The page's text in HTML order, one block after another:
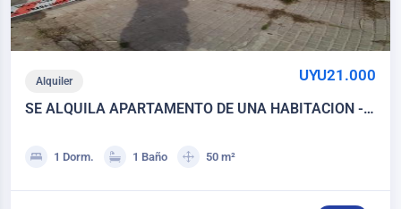
Alquiler UYU21.000
SE ALQUILA APARTAMENTO DE UNA HABITACION -
1 Dorm. 1 Baño 50 m²